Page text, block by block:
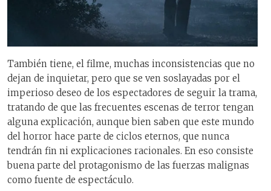
También tiene, el filme, muchas inconsistencias que no
dejan de inquietar, pero que se ven soslayadas por el
imperioso deseo de los espectadores de seguir la trama,
tratando de que las frecuentes escenas de terror tengan
alguna explicación, aunque bien saben que este mundo
del horror hace parte de ciclos eternos, que nunca
tendrán fin ni explicaciones racionales. En eso consiste
buena parte del protagonismo de las fuerzas malignas
como fuente de espectáculo.